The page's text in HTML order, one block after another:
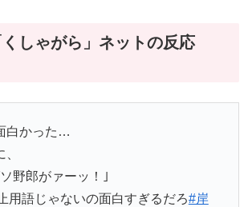
しゃがら」ネットの反応
白かった…
野郎がァーッ！｣
用語じゃないの面白すぎるだろ#岸